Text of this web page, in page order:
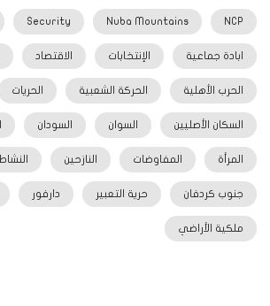
NCP
Nuba Mountains
Security
ابادة جماعية الإنتخابات الاقتصاد
الحرب الأهلية الحركة الشعبية الحريات
السكان الأصليين السوان السودان
المرأة المفاوضات النازحين النشاط
جنوب كردفان حرية التعبير دارفور
ملكية الأراضي